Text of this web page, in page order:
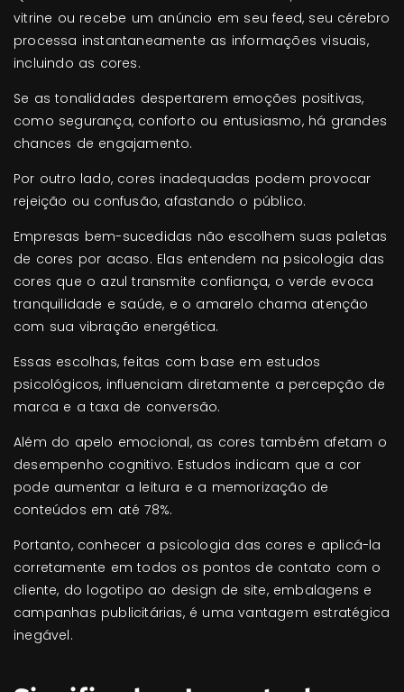
vitrine ou recebe um anúncio em seu feed, seu cérebro
processa instantaneamente as informações visuais,
incluindo as cores.
Se as tonalidades despertarem emoções positivas,
como segurança, conforto ou entusiasmo, há grandes
chances de engajamento.
Por outro lado, cores inadequadas podem provocar
rejeição ou confusão, afastando o público.
Empresas bem-sucedidas não escolhem suas paletas
de cores por acaso. Elas entendem na psicologia das
cores que o azul transmite confiança, o verde evoca
tranquilidade e saúde, e o amarelo chama atenção
com sua vibração energética.
Essas escolhas, feitas com base em estudos
psicológicos, influenciam diretamente a percepção de
marca e a taxa de conversão.
Além do apelo emocional, as cores também afetam o
desempenho cognitivo. Estudos indicam que a cor
pode aumentar a leitura e a memorização de
conteúdos em até 78%.
Portanto, conhecer a psicologia das cores e aplicá-la
corretamente em todos os pontos de contato com o
cliente, do logotipo ao design de site, embalagens e
campanhas publicitárias, é uma vantagem estratégica
inegável.